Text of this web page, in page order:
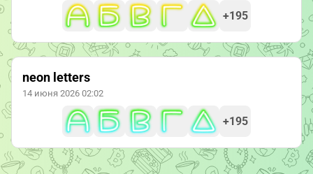
+195
neon letters
14 июня 2026 02:02
+195